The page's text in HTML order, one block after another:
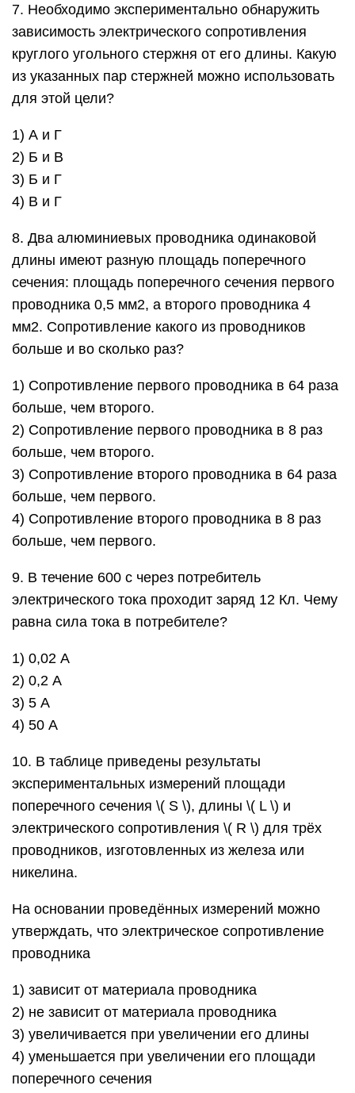
7. Необходимо экспериментально обнаружить
зависимость электрического сопротивления
круглого угольного стержня от его длины. Какую
из указанных пар стержней можно использовать
для этой цели?
1) А и Г
2) Б и В
3) Б и Г
4) В и Г
8. Два алюминиевых проводника одинаковой
длины имеют разную площадь поперечного
сечения: площадь поперечного сечения первого
проводника 0,5 мм2, а второго проводника 4
мм2. Сопротивление какого из проводников
больше и во сколько раз?
1) Сопротивление первого проводника в 64 раза
больше, чем второго.
2) Сопротивление первого проводника в 8 раз
больше, чем второго.
3) Сопротивление второго проводника в 64 раза
больше, чем первого.
4) Сопротивление второго проводника в 8 раз
больше, чем первого.
9. В течение 600 с через потребитель
электрического тока проходит заряд 12 Кл. Чему
равна сила тока в потребителе?
1) 0,02 А
2) 0,2 А
3) 5 А
4) 50 А
10. В таблице приведены результаты
экспериментальных измерений площади
поперечного сечения ​\( S \)​, длины ​\( L \)​ и
электрического сопротивления ​\( R \)​ для трёх
проводников, изготовленных из железа или
никелина.
На основании проведённых измерений можно
утверждать, что электрическое сопротивление
проводника
1) зависит от материала проводника
2) не зависит от материала проводника
3) увеличивается при увеличении его длины
4) уменьшается при увеличении его площади
поперечного сечения